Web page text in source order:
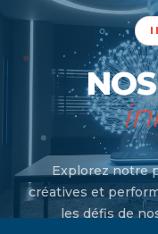
Explorez notre
créatives et
les défis de